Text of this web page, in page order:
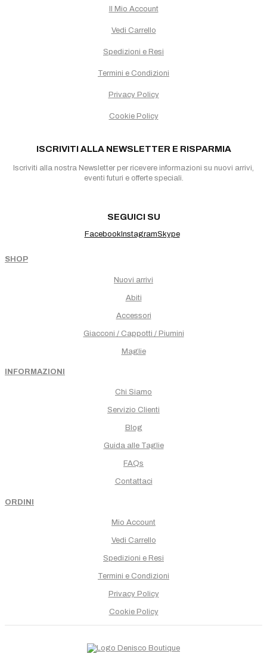
Il Mio Account
Vedi Carrello
Spedizioni e Resi
Termini e Condizioni
Privacy Policy
Cookie Policy
ISCRIVITI ALLA NEWSLETTER E RISPARMIA
Iscriviti alla nostra Newsletter per ricevere informazioni su nuovi arrivi,
eventi futuri e offerte speciali.
SEGUICI SU
FacebookInstagramSkype
SHOP
Nuovi arrivi
Abiti
Accessori
Giacconi / Cappotti / Piumini
Maglie
INFORMAZIONI
Chi Siamo
Servizio Clienti
Blog
Guida alle Taglie
FAQs
Contattaci
ORDINI
Mio Account
Vedi Carrello
Spedizioni e Resi
Termini e Condizioni
Privacy Policy
Cookie Policy